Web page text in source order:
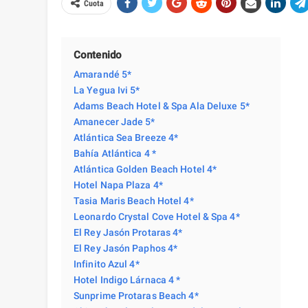
Cuota
Contenido
Amarandé 5*
La Yegua Ivi 5*
Adams Beach Hotel & Spa Ala Deluxe 5*
Amanecer Jade 5*
Atlántica Sea Breeze 4*
Bahía Atlántica 4 *
Atlántica Golden Beach Hotel 4*
Hotel Napa Plaza 4*
Tasia Maris Beach Hotel 4*
Leonardo Crystal Cove Hotel & Spa 4*
El Rey Jasón Protaras 4*
El Rey Jasón Paphos 4*
Infinito Azul 4*
Hotel Indigo Lárnaca 4 *
Sunprime Protaras Beach 4*